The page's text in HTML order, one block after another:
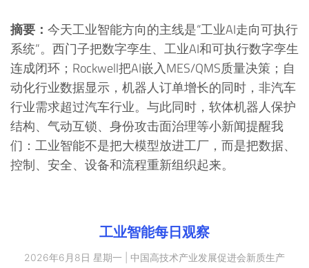
摘要： 今天工业智能方向的主线是“工业AI走向可执行
系统”。西门子把数字孪生、工业AI和可执行数字孪生
连成闭环；Rockwell把AI嵌入MES/QMS质量决策；自
动化行业数据显示，机器人订单增长的同时，非汽车
行业需求超过汽车行业。与此同时，软体机器人保护
结构、气动互锁、身份攻击面治理等小新闻提醒我
们：工业智能不是把大模型放进工厂，而是把数据、
控制、安全、设备和流程重新组织起来。
工业智能每日观察
2026年6月8日 星期一 | 中国高技术产业发展促进会新质生产